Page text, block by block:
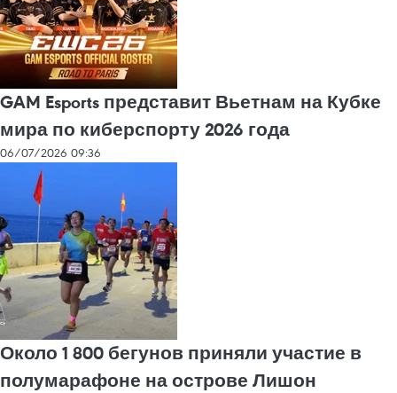
GAM Esports представит Вьетнам на Кубке
мира по киберспорту 2026 года
06/07/2026 09:36
Около 1 800 бегунов приняли участие в
полумарафоне на острове Лишон